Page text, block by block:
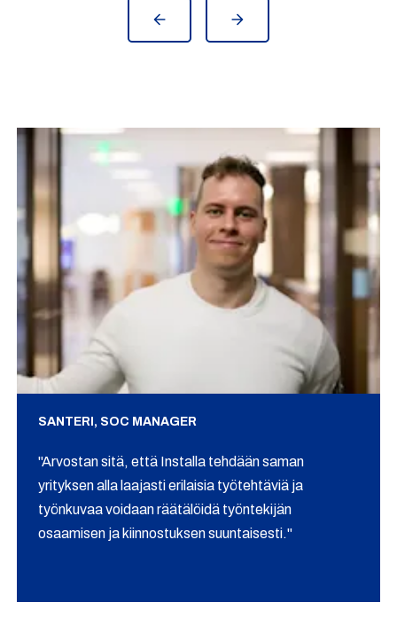
SANTERI, SOC MANAGER
"Arvostan sitä, että Installa tehdään saman
yrityksen alla laajasti erilaisia työtehtäviä ja
työnkuvaa voidaan räätälöidä työntekijän
osaamisen ja kiinnostuksen suuntaisesti."